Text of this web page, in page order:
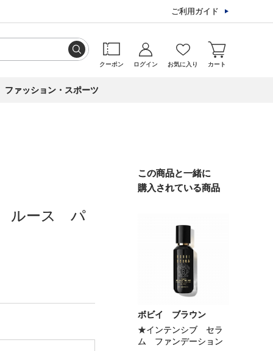
ご利用ガイド
クーポン ログイン お気に入り カート
ファッション・スポーツ
ルース パ
この商品と一緒に
購入されている商品
ボビイ ブラウン
★インテンシブ セラ
ム ファンデーション